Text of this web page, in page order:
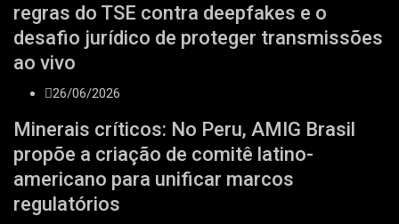
regras do TSE contra deepfakes e o
desafio jurídico de proteger transmissões
ao vivo
26/06/2026
Minerais críticos: No Peru, AMIG Brasil
propõe a criação de comitê latino-
americano para unificar marcos
regulatórios